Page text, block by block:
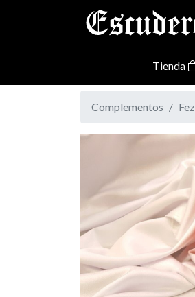
Tienda
Complementos Fez